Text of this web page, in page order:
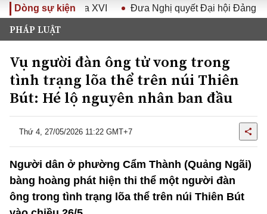
Dòng sự kiện
hội khóa XVI Đưa Nghị quyết Đại hội Đảng XIV vào
PHÁP LUẬT
Vụ người đàn ông tử vong trong
tình trạng lõa thể trên núi Thiên
Bút: Hé lộ nguyên nhân ban đầu
Thứ 4, 27/05/2026 11:22 GMT+7
Người dân ở phường Cẩm Thành (Quảng Ngãi)
bàng hoàng phát hiện thi thể một người đàn
ông trong tình trạng lõa thể trên núi Thiên Bút